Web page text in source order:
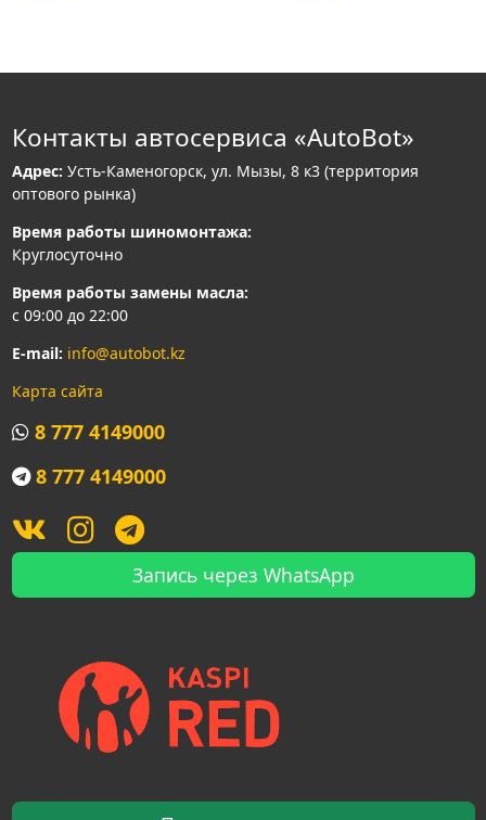
Контакты автосервиса «AutoBot»
Адрес: Усть-Каменогорск, ул. Мызы, 8 к3 (территория
оптового рынка)
Время работы шиномонтажа:
Круглосуточно
Время работы замены масла:
с 09:00 до 22:00
E-mail: info@autobot.kz
Карта сайта
8 777 4149000
8 777 4149000
Запись через WhatsApp